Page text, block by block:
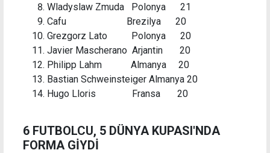
Wladyslaw Zmuda Polonya 21
Cafu Brezilya 20
Grezgorz Lato Polonya 20
Javier Mascherano Arjantin 20
Philipp Lahm Almanya 20
Bastian Schweinsteiger Almanya 20
Hugo Lloris Fransa 20
6 FUTBOLCU, 5 DÜNYA KUPASI'NDA
FORMA GİYDİ